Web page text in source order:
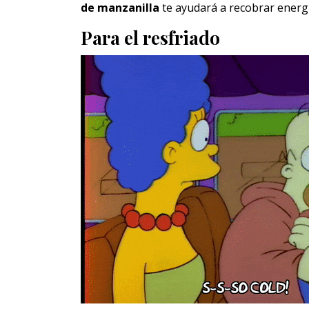
de manzanilla te ayudará a recobrar
Para el resfriado